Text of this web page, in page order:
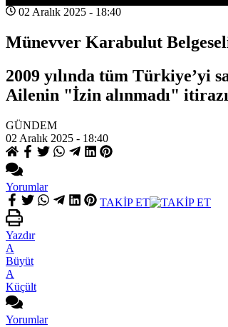
02 Aralık 2025 - 18:40
Münevver Karabulut
2009 yılında tüm Türkiye’yi
Ailenin "İzin alınmadı"
GÜNDEM
02 Aralık 2025 - 18:40
Yorumlar
TAKİP ET
Yazdır
A
Büyüt
A
Küçült
Yorumlar